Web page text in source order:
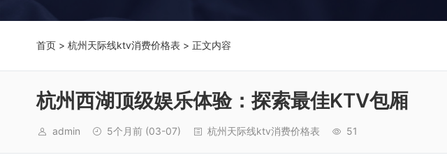
首页 > 杭州天际线ktv消费价格表 > 正文内容
杭州西湖顶级娱乐体验：探索最佳KTV包厢
admin 5个月前 (03-07) 杭州天际线ktv消费价格表 51